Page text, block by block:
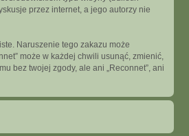
przez internet, a jego autorzy nie
Naruszenie tego zakazu może
może w każdej chwili usunąć, zmienić,
bez twojej zgody, ale ani „Reconnet”, ani